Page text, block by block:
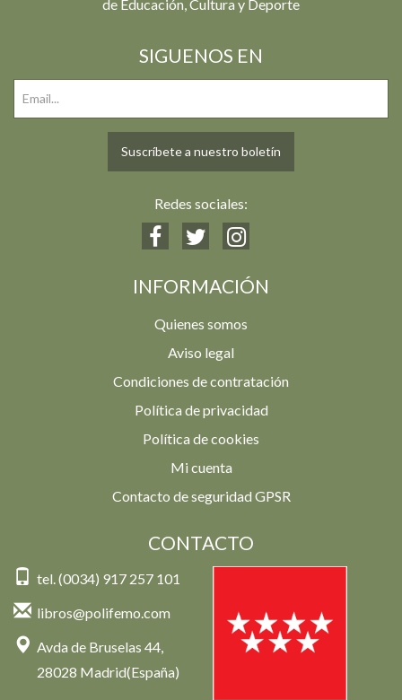
de Educación, Cultura y Deporte
SIGUENOS EN
Suscríbete a nuestro boletín
Redes sociales:
INFORMACIÓN
Quienes somos
Aviso legal
Condiciones de contratación
Política de privacidad
Política de cookies
Mi cuenta
Contacto de seguridad GPSR
CONTACTO
tel. (0034) 917 257 101
libros@polifemo.com
Avda de Bruselas 44,
28028 Madrid(España)